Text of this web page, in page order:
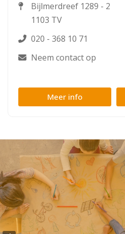
Bijlmerdreef 1289 - 2
1103 TV
020 - 368 10 71
Neem contact op
Meer info